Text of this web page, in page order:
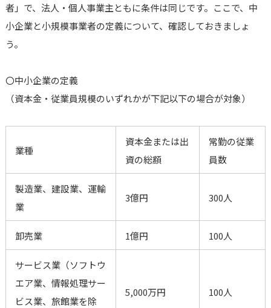
者」で、法人・個人事業主ともに条件は同じです。ここで、中
小企業と小規模事業者の定義について、確認しておきましょ
う。
〇中小企業の定義
（資本金・従業員規模のいずれかが下記以下の場合が対象）
業種
資本金または出
資の総額
常勤の従業
員数
製造業、建設業、運輸
業
3億円 300人
卸売業 1億円 100人
サービス業（ソフトウ
エア業、情報処理サー
ビス業、旅館業を除
5,000万円 100人